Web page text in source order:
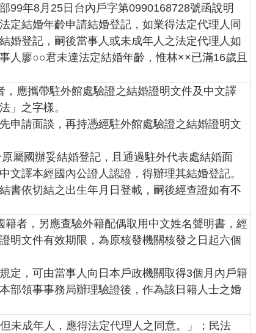
99年8月25日台內戶字第0990168728號函說明
定結婚年齡申請結婚登記，如業得法定代理人同
婚登記，嗣後當事人或未成年人之法定代理人如
人廖○○君未達法定結婚年齡，惟林××已滿16歲且
應攜帶駐外館處驗證之結婚證明文件及中文譯
」之字樣。
申請面談，再持憑經駐外館處驗證之結婚證明文
屬國辦妥結婚登記，且通過駐外代表處結婚面
譯本經國內公證人認證，得辦理其結婚登記。
書依切結之出生年月日登載，嗣後經查證如有不
者，另應查驗外籍配偶取用中文姓名聲明書，經
明文件有效期限，為原核發機關核發之日起六個
定，可由當事人向日本戶政機關取得3個月內戶籍
部領事事務局辦理驗證後，作為該日籍人士之婚
未成年人，應得法定代理人之同意。」；民法